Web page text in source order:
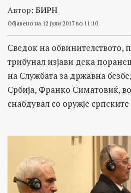
Автор: БИРН
Објавено на 12 јули 2017 во 11:10
Сведок на обвинителството,
трибунал изјави дека
на Службата за државна
Србија, Франко Симатовиќ,
снабдувал со оружје